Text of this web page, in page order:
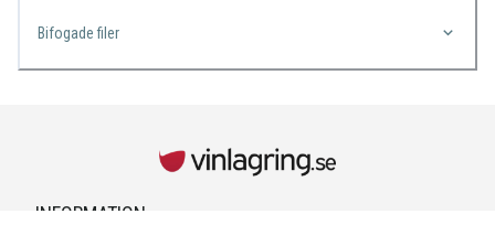
Bifogade filer
INFORMATION